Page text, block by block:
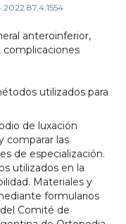
anteroinferior,
complicaciones
utilizados para
de luxación
comparar las
de especialización.
utilizados en la
Materiales y
formularios
Comité de